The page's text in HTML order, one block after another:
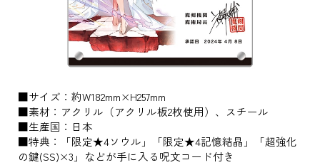
■サイズ：約W182mm×H257mm
■素材：アクリル（アクリル板2枚使用）、スチール
■生産国：日本
■特典：「限定★4ソウル」「限定★4記憶結晶」「超強化
の鍵(SS)×3」などが手に入る呪文コード付き